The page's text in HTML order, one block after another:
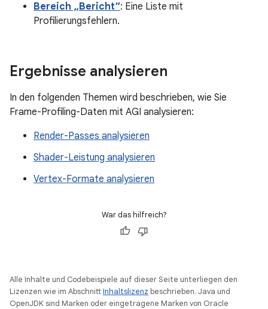
Bereich „Bericht“: Eine Liste mit
Profilierungsfehlern.
Ergebnisse analysieren
In den folgenden Themen wird beschrieben, wie Sie
Frame-Profiling-Daten mit AGI analysieren:
Render-Passes analysieren
Shader-Leistung analysieren
Vertex-Formate analysieren
War das hilfreich?
Alle Inhalte und Codebeispiele auf dieser Seite unterliegen den
Lizenzen wie im AbschnittInhaltslizenz beschrieben. Java und
OpenJDK sind Marken oder eingetragene Marken von Oracle